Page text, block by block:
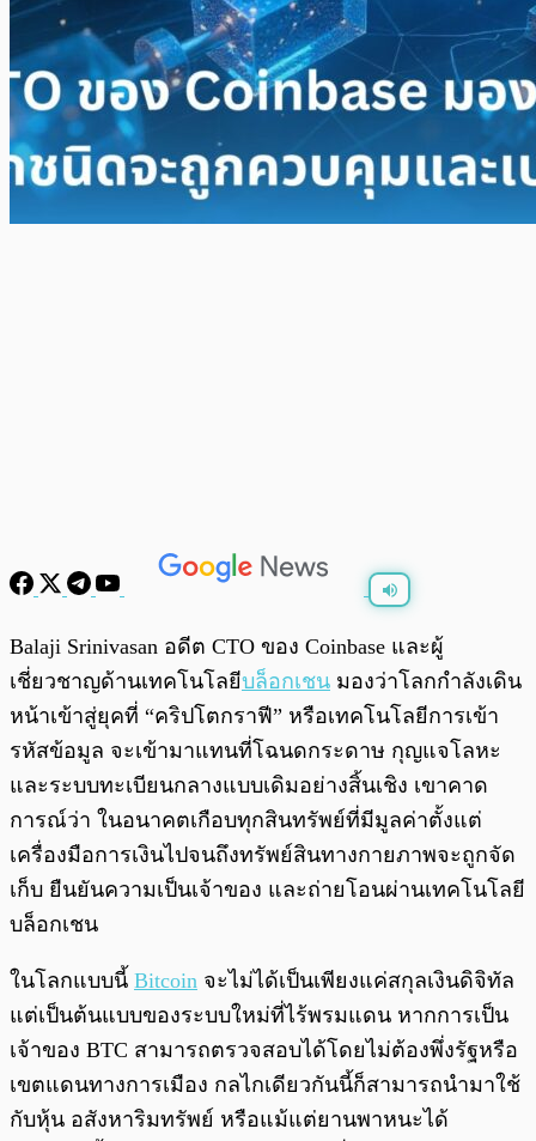
/
Balaji Srinivasan อดีต CTO ของ Coinbase และผู้
เชี่ยวชาญด้านเทคโนโลยีบล็อกเชน มองว่าโลกกำลังเดิน
หน้าเข้าสู่ยุคที่ “คริปโตกราฟี” หรือเทคโนโลยีการเข้า
รหัสข้อมูล จะเข้ามาแทนที่โฉนดกระดาษ กุญแจโลหะ
และระบบทะเบียนกลางแบบเดิมอย่างสิ้นเชิง เขาคาด
การณ์ว่า ในอนาคตเกือบทุกสินทรัพย์ที่มีมูลค่าตั้งแต่
เครื่องมือการเงินไปจนถึงทรัพย์สินทางกายภาพจะถูกจัด
เก็บ ยืนยันความเป็นเจ้าของ และถ่ายโอนผ่านเทคโนโลยี
บล็อกเชน
ในโลกแบบนี้ Bitcoin จะไม่ได้เป็นเพียงแค่สกุลเงินดิจิทัล
แต่เป็นต้นแบบของระบบใหม่ที่ไร้พรมแดน หากการเป็น
เจ้าของ BTC สามารถตรวจสอบได้โดยไม่ต้องพึ่งรัฐหรือ
เขตแดนทางการเมือง กลไกเดียวกันนี้ก็สามารถนำมาใช้
กับหุ้น อสังหาริมทรัพย์ หรือแม้แต่ยานพาหนะได้